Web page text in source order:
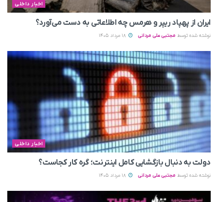
اخبار داخلی
ایران از پهپاد ریپر و هرمس چه اطلاعاتی به دست می‌آورد؟
نوشته شده توسط مجتبی علی مردانی
اخبار داخلی
دولت به دنبال بازگشایی کامل اینترنت؛ گره کار کجاست؟
نوشته شده توسط مجتبی علی مردانی